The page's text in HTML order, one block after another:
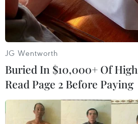
JG Wentworth
Buried In $10,000+ Of
Read Page 2 Before Paying